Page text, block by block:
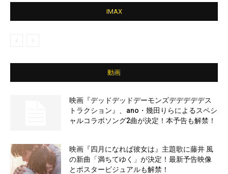
IMAX
動画
映画『デッドデッドデーモンズデデデデデス
トラクション』、ano・幾田りらによるスペシ
ャルコラボソング2曲が決定！本予告も解禁！
映画『四月になれば彼女は』主題歌に藤井 風
の新曲「満ちてゆく」が決定！最新予告映像
とポスタービジュアルも解禁！